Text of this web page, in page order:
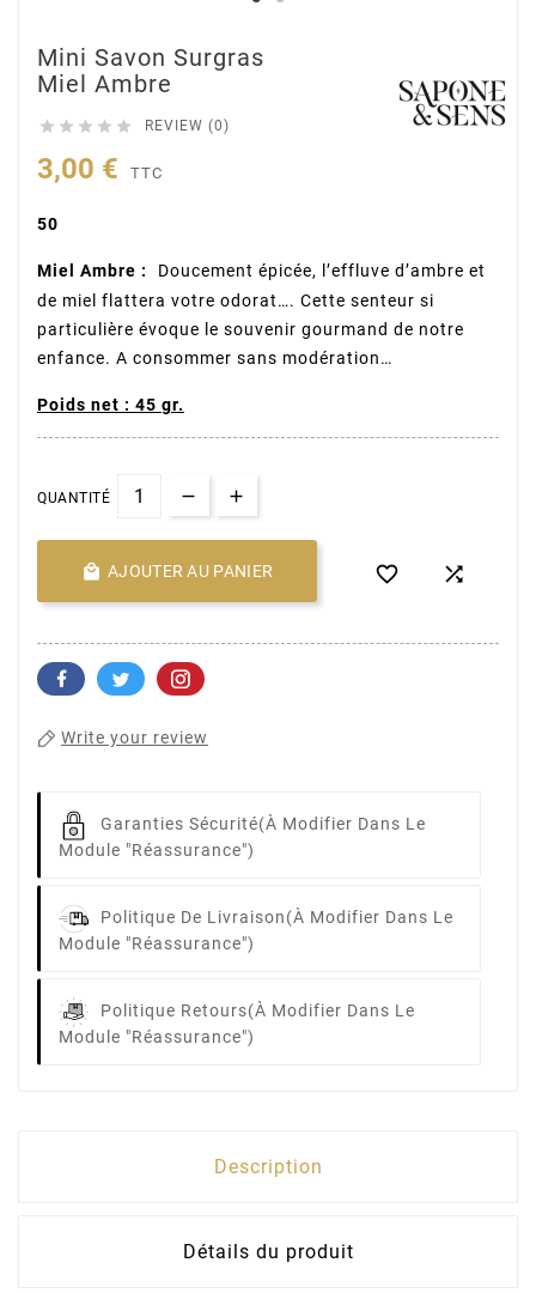
Mini Savon Surgras
Miel Ambre
     REVIEW (0)
3,00 € TTC
50
Miel Ambre :
Doucement épicée, l’effluve d’ambre et
de miel flattera votre odorat…. Cette senteur si
particulière évoque le souvenir gourmand de notre
enfance. A consommer sans modération…
Poids net : 45 gr.
QUANTITÉ
 AJOUTER AU PANIER  
Write your review
Garanties Sécurité(à Modifier Dans Le
Module "Réassurance")
Politique De Livraison(à Modifier Dans Le
Module "Réassurance")
Politique Retours(à Modifier Dans Le
Module "Réassurance")
Description
Détails du produit